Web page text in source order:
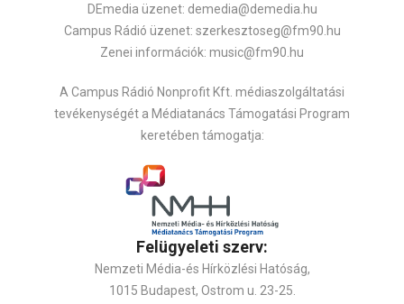
DEmedia üzenet: demedia@demedia.hu
Campus Rádió üzenet: szerkesztoseg@fm90.hu
Zenei információk: music@fm90.hu
A Campus Rádió Nonprofit Kft. médiaszolgáltatási
tevékenységét a Médiatanács Támogatási Program
keretében támogatja:
Felügyeleti szerv:
Nemzeti Média-és Hírközlési Hatóság,
1015 Budapest, Ostrom u. 23-25.